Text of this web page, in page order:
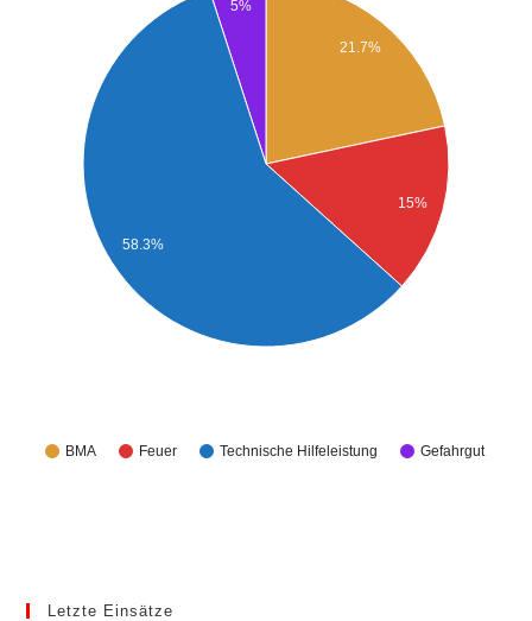
BMA Feuer Technische Hilfeleistung Gefahrgut
21.7%
15%
5%
58.3%
Letzte Einsätze